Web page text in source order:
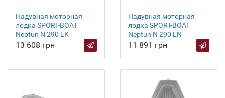
Надувная моторная
лодка SPORT-BOAT
Neptun N 290 LK
13 608 грн
Надувная моторная
лодка SPORT-BOAT
Neptun N 290 LN
11 891 грн